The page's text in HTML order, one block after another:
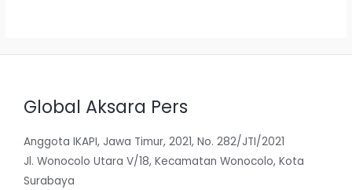
Global Aksara Pers
Anggota IKAPI, Jawa Timur, 2021, No. 282/JTI/2021
Jl. Wonocolo Utara V/18, Kecamatan Wonocolo, Kota
Surabaya